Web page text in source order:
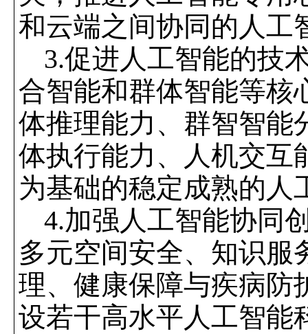
和云端之间协同的人工
3.促进人工智能的技
合智能和群体智能等核
体推理能力、群智智能
体执行能力、人机交互
为基础的稳定成熟的人
4.加强人工智能协同
多元空间安全、知识服
理、健康保障与疾病防
设若干高水平人工智能